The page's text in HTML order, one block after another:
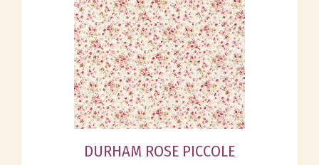
DURHAM ROSE PICCOLE